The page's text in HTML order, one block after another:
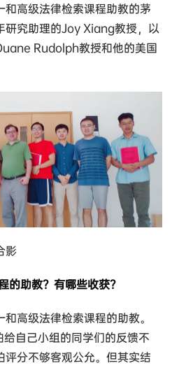
和高级法律检索课程助教的茅
研究助理的Joy Xiang教授，以
Rudolph教授和他的美国
影
的助教？有哪些收获？
高级法律检索课程的助教。
给自己小组的同学们的反馈不
评分不够客观公允。但其实结